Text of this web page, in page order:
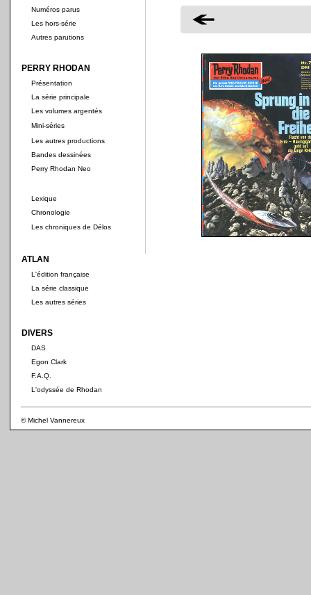
Numéros parus
Les hors-série
Autres parutions
PERRY RHODAN
Présentation
La série principale
Les volumes argentés
Mini-séries
Les autres productions
Bandes dessinées
Perry Rhodan Neo
Lexique
Chronologie
Les chroniques de Délos
ATLAN
L'édition française
La série classique
Les autres séries
DIVERS
DAS
Egon Clark
F.A.Q.
L'odyssée de Rhodan
© Michel Vannereux